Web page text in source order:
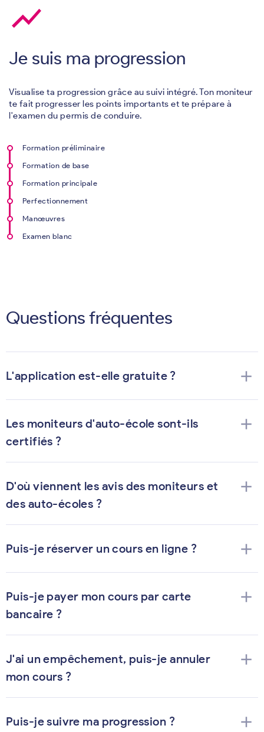
show_chart
Je suis ma progression
Visualise ta progression grâce au suivi intégré. Ton moniteur
te fait progresser les points importants et te prépare à
l'examen du permis de conduire.
Formation préliminaire
Formation de base
Formation principale
Perfectionnement
Manœuvres
Examen blanc
Questions fréquentes
L'application est-elle gratuite ? add
Les moniteurs d'auto-école sont-ils
certifiés ?
add
D'où viennent les avis des moniteurs et
des auto-écoles ?
add
Puis-je réserver un cours en ligne ? add
Puis-je payer mon cours par carte
bancaire ?
add
J'ai un empêchement, puis-je annuler
mon cours ?
add
Puis-je suivre ma progression ? add